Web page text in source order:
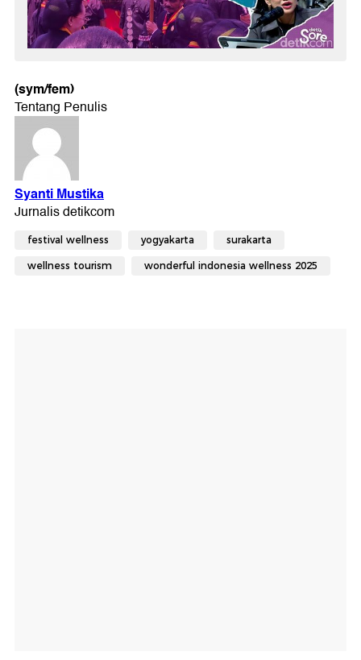
(sym/fem)
festival wellness yogyakarta surakarta
wellness tourism wonderful indonesia wellness 2025